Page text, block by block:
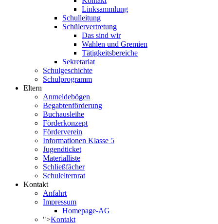
Linksammlung
Schulleitung
Schülervertretung
Das sind wir
Wahlen und Gremien
Tätigkeitsbereiche
Sekretariat
Schulgeschichte
Schulprogramm
Eltern
Anmeldebögen
Begabtenförderung
Buchausleihe
Förderkonzept
Förderverein
Informationen Klasse 5
Jugendticket
Materialliste
Schließfächer
Schulelternrat
Kontakt
Anfahrt
Impressum
Homepage-AG
">Kontakt